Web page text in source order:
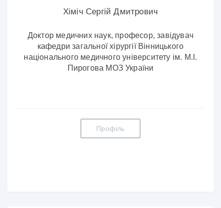
Хіміч Сергій Дмитрович
Доктор медичних наук, професор, завідувач
кафедри загальної хірургії Вінницького
національного медичного університету ім. М.І.
Пирогова МОЗ України
Профіль